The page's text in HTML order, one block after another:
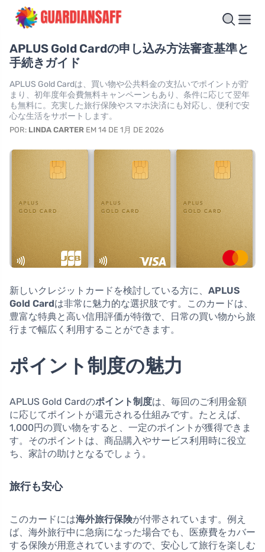
APLUS Gold Cardの申し込み方法審査基準と
手続きガイド
APLUS Gold Cardは、買い物や公共料金の支払いでポイントが貯
まり、初年度年会費無料キャンペーンもあり、条件に応じて翌年
も無料に。充実した旅行保険やスマホ決済にも対応し、便利で安
心な生活をサポートします。
POR: LINDA CARTER EM 14 DE 1月 DE 2026
新しいクレジットカードを検討している方に、 APLUS
Gold Cardは非常に魅力的な選択肢です。このカードは、
豊富な特典と高い信用評価が特徴で、日常の買い物から旅
行まで幅広く利用することができます。
ポイント制度の魅力
APLUS Gold Cardのポイント制度は、毎回のご利用金額
に応じてポイントが還元される仕組みです。たとえば、
1,000円の買い物をすると、一定のポイントが獲得できま
す。そのポイントは、商品購入やサービス利用時に役立
ち、家計の助けとなるでしょう。
旅行も安心
このカードには海外旅行保険が付帯されています。例え
ば、海外旅行中に急病になった場合でも、医療費をカバー
する保険が用意されていますので、安心して旅行を楽しむ